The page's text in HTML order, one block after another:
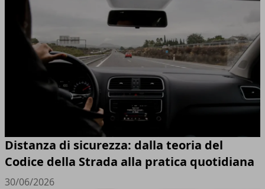
Distanza di sicurezza: dalla teoria del
Codice della Strada alla pratica quotidiana
30/06/2026